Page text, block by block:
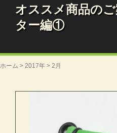
オススメ商品の
ター編①
ホーム > 2017年 > 2月